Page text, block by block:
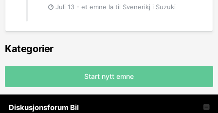
Juli 13 - et emne la til Svenerikj i Suzuki
Kategorier
Start nytt emne
Diskusjonsforum Bil